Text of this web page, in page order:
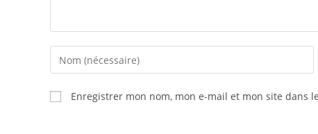
Enregistrer mon nom, mon e-mail et mon site dans